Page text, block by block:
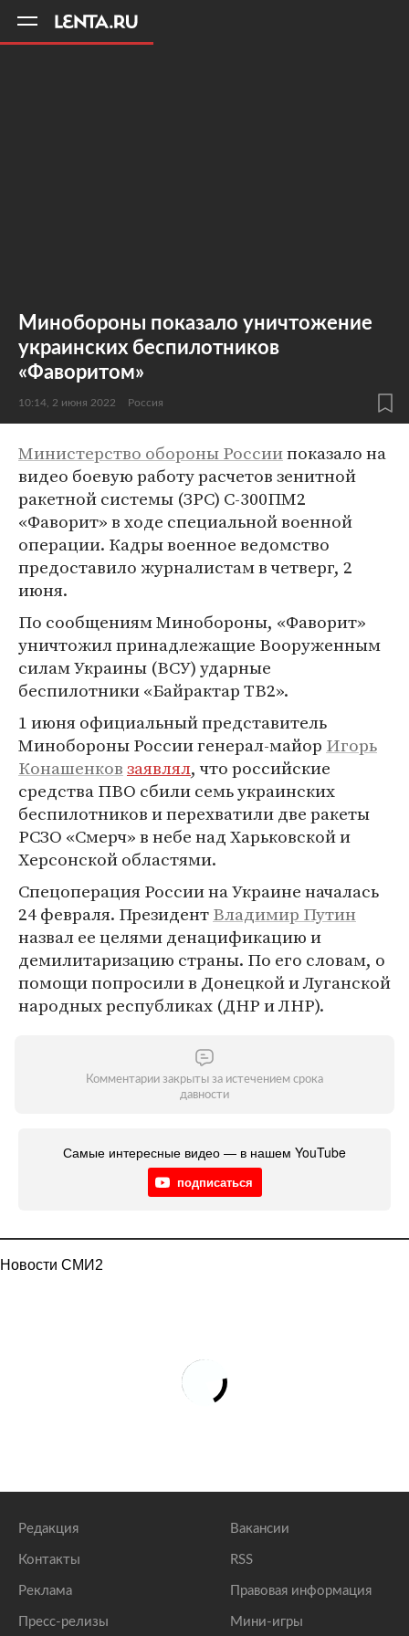
Минобороны показало уничтожение
украинских беспилотников
«Фаворитом»
10:14, 2 июня 2022 Россия
Министерство обороны Россиипоказало на
видео боевую работу расчетов зенитной
ракетной системы (ЗРС) С-300ПМ2
«Фаворит» в ходе специальной военной
операции. Кадры военное ведомство
предоставило журналистам в четверг, 2
июня.
По сообщениям Минобороны, «Фаворит»
уничтожил принадлежащие Вооруженным
силам Украины (ВСУ) ударные
беспилотники «Байрактар TB2».
1 июня официальный представитель
Минобороны России генерал-майор Игорь
Конашенковзаявлял, что российские
средства ПВО сбили семь украинских
беспилотников и перехватили две ракеты
РСЗО «Смерч» в небе над Харьковской и
Херсонской областями.
Спецоперация России на Украине началась
24 февраля. ПрезидентВладимир Путин
назвал ее целями денацификацию и
демилитаризацию страны. По его словам, о
помощи попросили в Донецкой и Луганской
народных республиках (ДНР и ЛНР).
Комментарии закрыты за истечением срока
давности
Самые интересные видео — в нашем YouTube
подписаться
Новости СМИ2
Редакция
Контакты
Реклама
Пресс-релизы
Вакансии
RSS
Правовая информация
Мини-игры